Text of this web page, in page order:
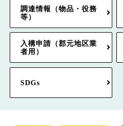
調達情報（物品・役務
等）
入構申請（郡元地区業
者用）
SDGs